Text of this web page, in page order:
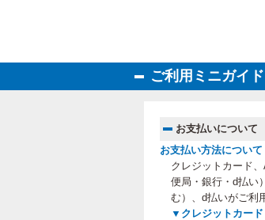
ご利用ミニガイド
お支払いについて
お支払い方法について
クレジットカード
便局・銀行・d払い
む）、 d払いがご利
▼クレジットカード